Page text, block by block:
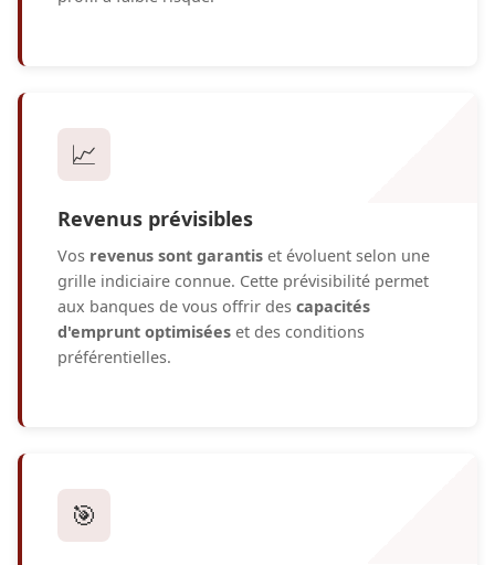
📈
Revenus prévisibles
Vos revenus sont garantis et évoluent selon une
grille indiciaire connue. Cette prévisibilité permet
aux banques de vous offrir des capacités
d'emprunt optimisées et des conditions
préférentielles.
🎯